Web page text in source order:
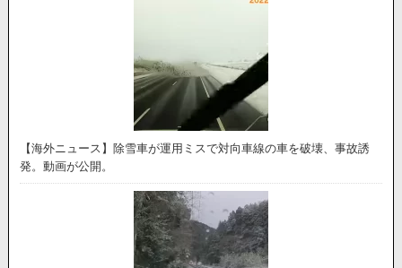
【海外ニュース】除雪車が運用ミスで対向車線の車を破壊、事故誘
発。動画が公開。